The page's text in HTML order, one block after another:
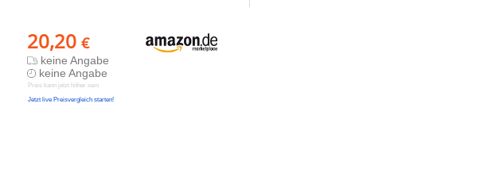
20,20 €
keine Angabe
keine Angabe
Preis kann jetzt höher sein
Jetzt live Preisvergleich starten!